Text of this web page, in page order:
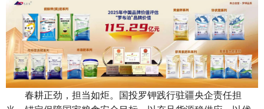
春耕正劲，担当如炬。国投罗钾践行驻疆央企责任担